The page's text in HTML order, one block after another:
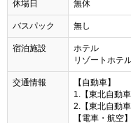
休場日 無休
バスパック 無し
宿泊施設
ホテル
リゾートホテ
交通情報
【自動車】
1.【東北自動
2.【東北自動
【電車・航空】